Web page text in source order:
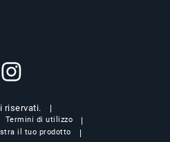
riservati.
Termini di utilizzo
il tuo prodotto